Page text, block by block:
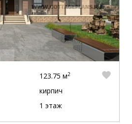
123.75 м2
кирпич
1 этаж